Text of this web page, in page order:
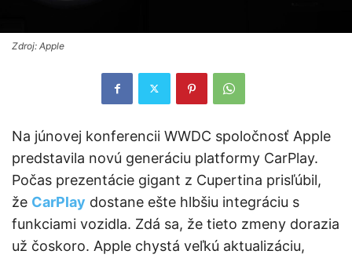
Zdroj: Apple
Na júnovej konferencii WWDC spoločnosť Apple
predstavila novú generáciu platformy CarPlay.
Počas prezentácie gigant z Cupertina prisľúbil,
že CarPlay dostane ešte hlbšiu integráciu s
funkciami vozidla. Zdá sa, že tieto zmeny dorazia
už čoskoro. Apple chystá veľkú aktualizáciu,